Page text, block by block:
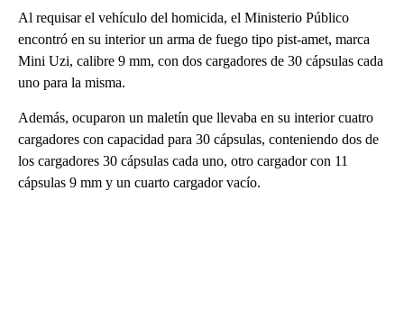
Al requisar el vehículo del homicida, el Ministerio Público
encontró en su interior un arma de fuego tipo pist-amet, marca
Mini Uzi, calibre 9 mm, con dos cargadores de 30 cápsulas cada
uno para la misma.
Además, ocuparon un maletín que llevaba en su interior cuatro
cargadores con capacidad para 30 cápsulas, conteniendo dos de
los cargadores 30 cápsulas cada uno, otro cargador con 11
cápsulas 9 mm y un cuarto cargador vacío.